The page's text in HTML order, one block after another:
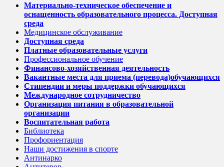
Материально-техническое обеспечение и
оснащенность образовательного процесса. Доступная
среда
Медицинское обслуживание
Доступная среда
Платные образовательные услуги
Профессиональное обучение
Финансово-хозяйственная деятельность
Вакантные места для приема (перевода)обучающихся
Стипендии и меры поддержки обучающихся
Международное сотрудничество
Организация питания в образовательной
организации
Воспитательная работа
Библиотека
Профориентация
Наши достижения в спорте
Антинарко